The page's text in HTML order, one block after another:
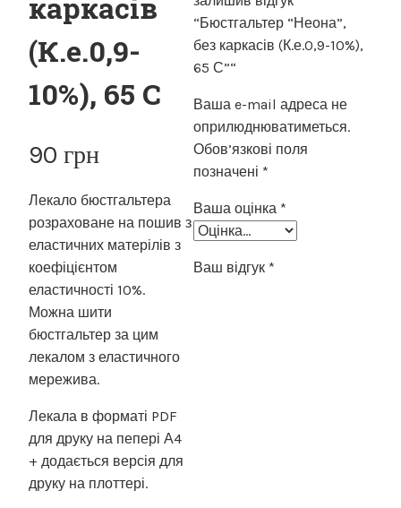
каркасів
(К.е.0,9-
10%), 65 С
90 грн
Лекало бюстгальтера
розраховане на пошив з
еластичних матерілів з
коефіцієнтом
еластичності 10%.
Можна шити
бюстгальтер за цим
лекалом з еластичного
мережива.
Лекала в форматі PDF
для друку на пепері А4
+ додається версія для
друку на плоттері.
“Бюстгальтер “Неона”,
без каркасів (К.е.0,9-10%),
65 С”“
Ваша e-mail адреса не
оприлюднюватиметься.
Обов’язкові поля
позначені *
Ваша оцінка *
Ваш відгук *